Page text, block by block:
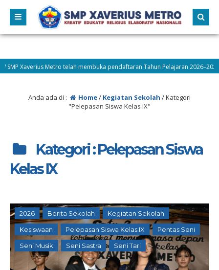
Xaverius Metro telah membuka pendaftaran Tahun Pelajaran
Anda ada di : Home/ Kegiatan Sekolah /Kategori
"Pelepasan Siswa Kelas IX"
Kategori : Pelepasan Siswa
Kelas IX
2026 Berita Sekolah Kegiatan Sekolah
Kesiswaan Pelepasan Siswa Kelas IX Pentas Seni
Seni Musik Seni Sastra Seni Tari